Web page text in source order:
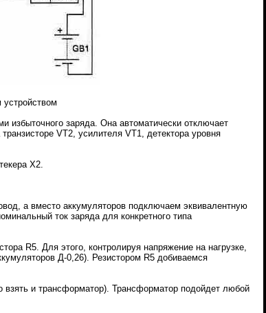
избыточного заряда. Она автоматически отключает
VT2, усилителя VT1, детектора уровня
Х2.
а вместо аккумуляторов подключаем эквивалентную
ток заряда для конкретного типа
R5. Для этого, контролируя напряжение на нагрузке,
Д-0,26). Резистором R5 добиваемся
взять и трансформатор). Трансформатор подойдет любой